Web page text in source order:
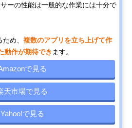
ーの性能は一般的な作業には十分で
め、 複数のアプリを立ち上げて作
動作が期待でき ます。
で見る
天市場で見る
Yahoo!で見る